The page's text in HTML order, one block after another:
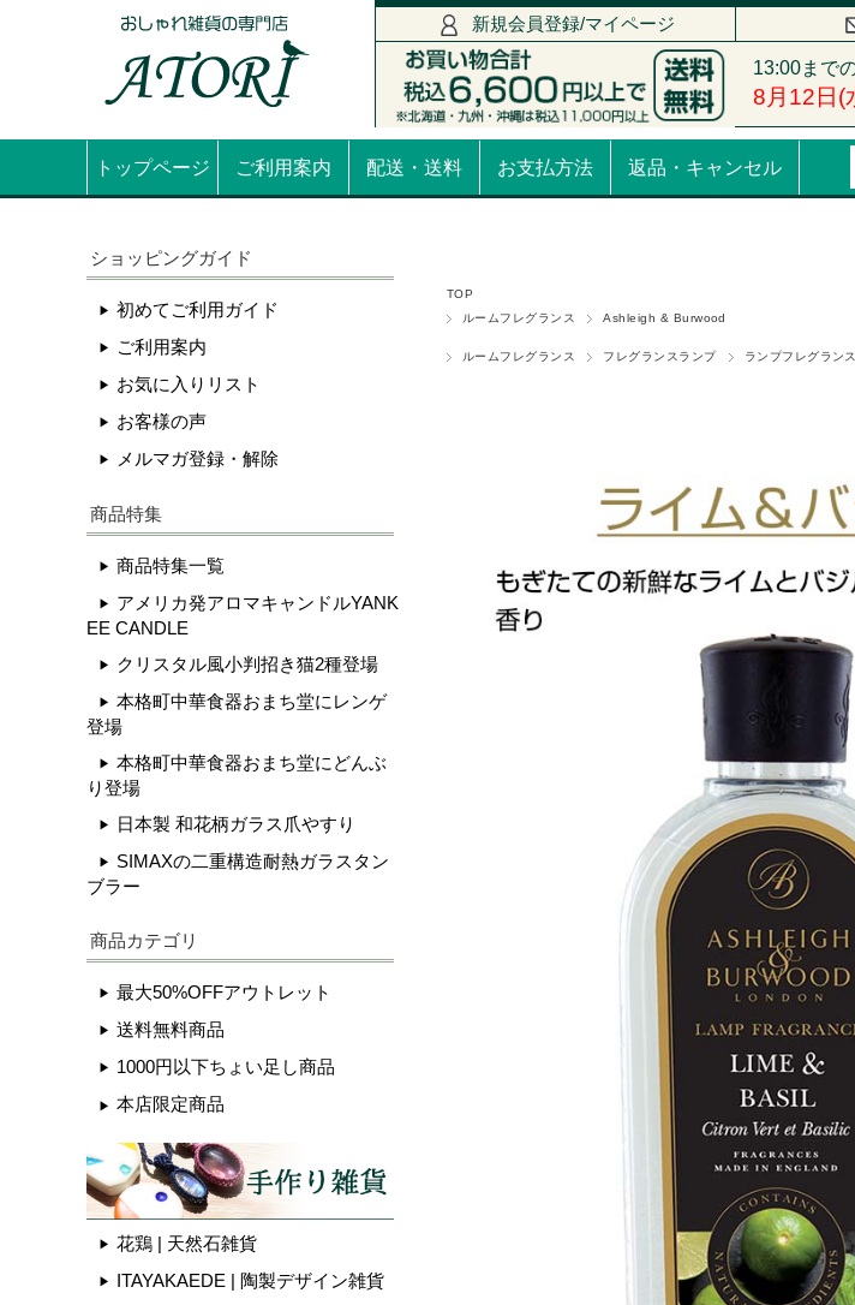
新規会員登録/マイページ
トップページ ご利用案内 配送・送料 お支払方法 返品・キャンセル
TOP
ルームフレグランス
Ashleigh & Burwood
ルームフレグランス フレグランスランプ ランプフレグランス
ショッピングガイド
初めてご利用ガイド
ご利用案内
お気に入りリスト
お客様の声
メルマガ登録・解除
商品特集
商品特集一覧
アメリカ発アロマキャンドルYANK
EE CANDLE
クリスタル風小判招き猫2種登場
本格町中華食器おまち堂にレンゲ
登場
本格町中華食器おまち堂にどんぶ
り登場
日本製 和花柄ガラス爪やすり
SIMAXの二重構造耐熱ガラスタン
ブラー
商品カテゴリ
最大50%OFFアウトレット
送料無料商品
1000円以下ちょい足し商品
本店限定商品
花鶏 | 天然石雑貨
ITAYAKAEDE | 陶製デザイン雑貨